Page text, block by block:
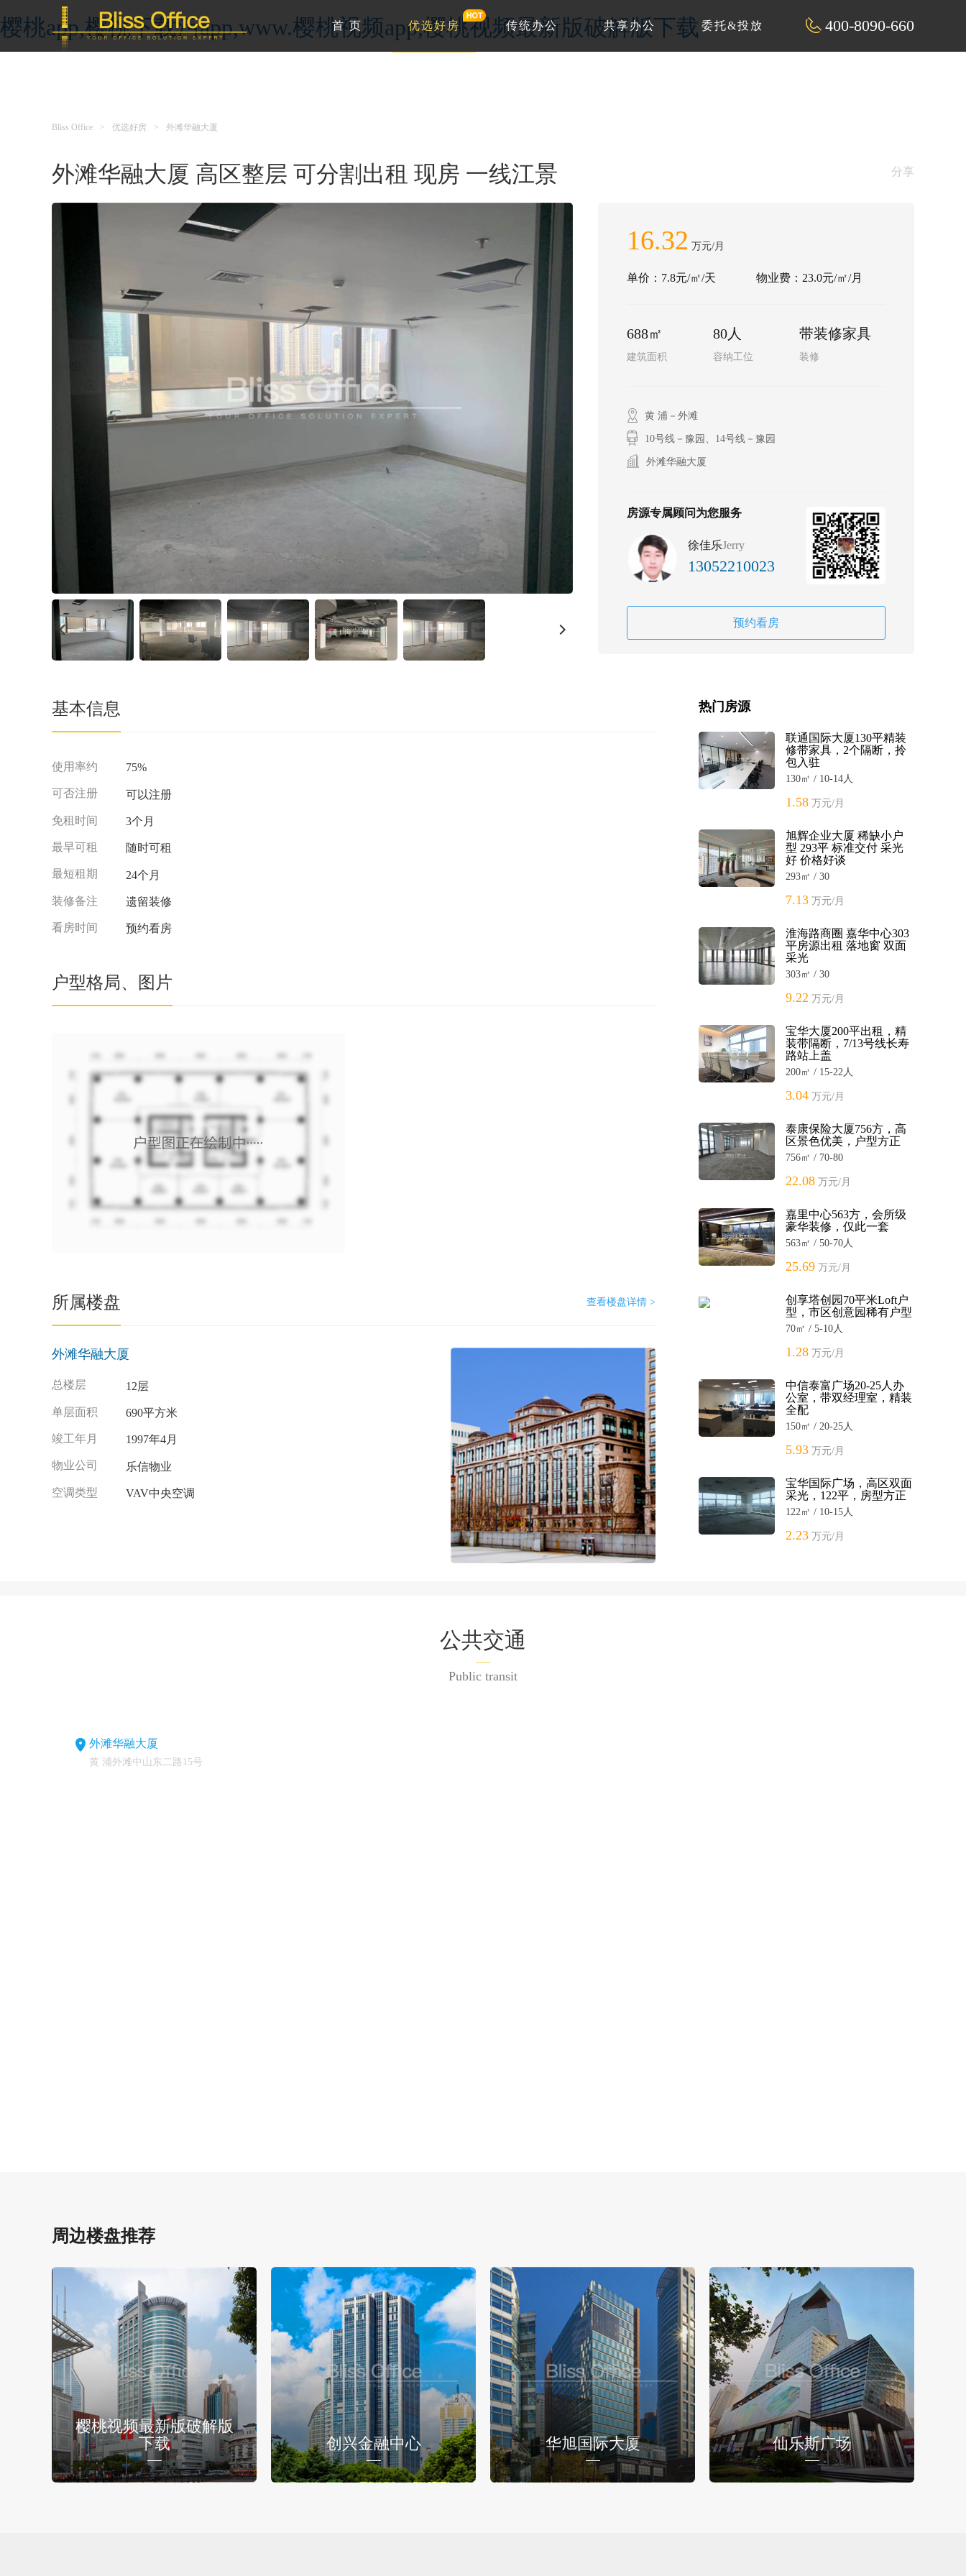
樱桃app,樱桃下载污app,www.樱桃视频app,樱桃视频最新版破解版下载 400-8090-660
首 页 优选好房 传统办公 共享办公 委托&投放
Bliss Office > 优选好房 > 外滩华融大厦
外滩华融大厦 高区整层 可分割出租 现房 一线江景 分享
16.32 万元/月
单价：7.8元/㎡/天 物业费：23.0元/㎡/月
688㎡
建筑面积
80人
容纳工位
带装修家具
装修
黄 浦－外滩
10号线－豫园、14号线－豫园
外滩华融大厦
房源专属顾问为您服务
徐佳乐Jerry
13052210023
预约看房
基本信息
使用率约 75%
可否注册 可以注册
免租时间 3个月
最早可租 随时可租
最短租期 24个月
装修备注 遗留装修
看房时间 预约看房
户型格局、图片
所属楼盘 查看楼盘详情 >
外滩华融大厦
总楼层 12层
单层面积 690平方米
竣工年月 1997年4月
物业公司 乐信物业
空调类型 VAV中央空调
热门房源
联通国际大厦130平精装
修带家具，2个隔断，拎
包入驻
130㎡ / 10-14人
1.58 万元/月
旭辉企业大厦 稀缺小户
型 293平 标准交付 采光
好 价格好谈
293㎡ / 30
7.13 万元/月
淮海路商圈 嘉华中心303
平房源出租 落地窗 双面
采光
303㎡ / 30
9.22 万元/月
宝华大厦200平出租，精
装带隔断，7/13号线长寿
路站上盖
200㎡ / 15-22人
3.04 万元/月
泰康保险大厦756方，高
区景色优美，户型方正
756㎡ / 70-80
22.08 万元/月
嘉里中心563方，会所级
豪华装修，仅此一套
563㎡ / 50-70人
25.69 万元/月
创享塔创园70平米Loft户
型，市区创意园稀有户型
70㎡ / 5-10人
1.28 万元/月
中信泰富广场20-25人办
公室，带双经理室，精装
全配
150㎡ / 20-25人
5.93 万元/月
宝华国际广场，高区双面
采光，122平，房型方正
122㎡ / 10-15人
2.23 万元/月
公共交通
Public transit
外滩华融大厦
黄 浦外滩中山东二路15号
周边楼盘推荐
樱桃视频最新版破解版
下载
创兴金融中心 华旭国际大厦 仙乐斯广场